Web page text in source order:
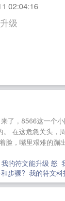
02:04:16
能升级
了，8566这一个
在这危急关头
脸，嘴里艰难的
我的符文能升级 怒
步骤? 我的符文科